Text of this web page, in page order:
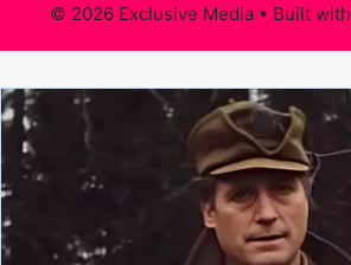
© 2026 Exclusive Media• Built with